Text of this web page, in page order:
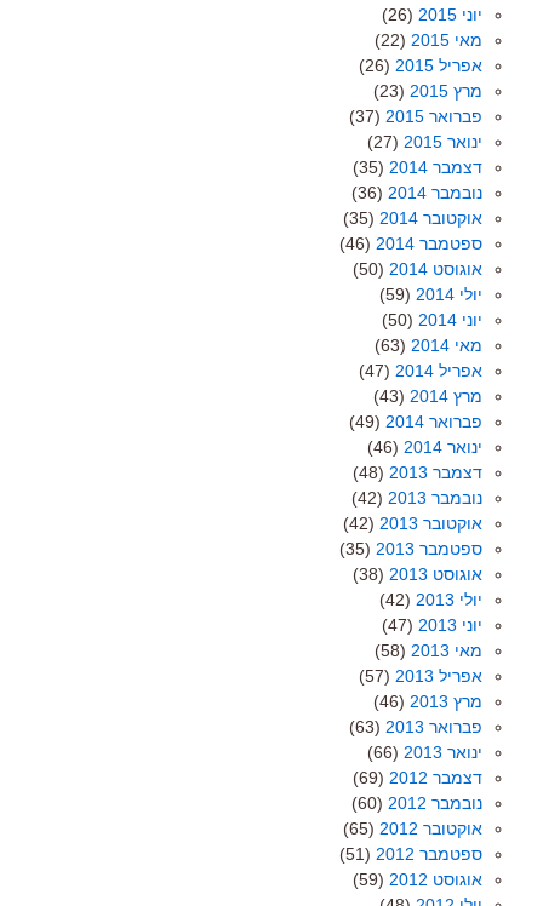
יוני 2015
(26)
מאי 2015
(22)
אפריל 2015
(26)
מרץ 2015
(23)
פברואר 2015
(37)
ינואר 2015
(27)
דצמבר 2014
(35)
נובמבר 2014
(36)
אוקטובר 2014
(35)
ספטמבר 2014
(46)
אוגוסט 2014
(50)
יולי 2014
(59)
יוני 2014
(50)
מאי 2014
(63)
אפריל 2014
(47)
מרץ 2014
(43)
פברואר 2014
(49)
ינואר 2014
(46)
דצמבר 2013
(48)
נובמבר 2013
(42)
אוקטובר 2013
(42)
ספטמבר 2013
(35)
אוגוסט 2013
(38)
יולי 2013
(42)
יוני 2013
(47)
מאי 2013
(58)
אפריל 2013
(57)
מרץ 2013
(46)
פברואר 2013
(63)
ינואר 2013
(66)
דצמבר 2012
(69)
נובמבר 2012
(60)
אוקטובר 2012
(65)
ספטמבר 2012
(51)
אוגוסט 2012
(59)